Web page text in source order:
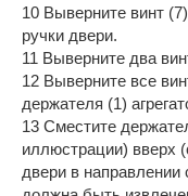
10 Выверните винт
ручки двери.
11 Выверните два
12 Выверните все
держателя (1)
13 Сместите
иллюстрации) вверх
двери в